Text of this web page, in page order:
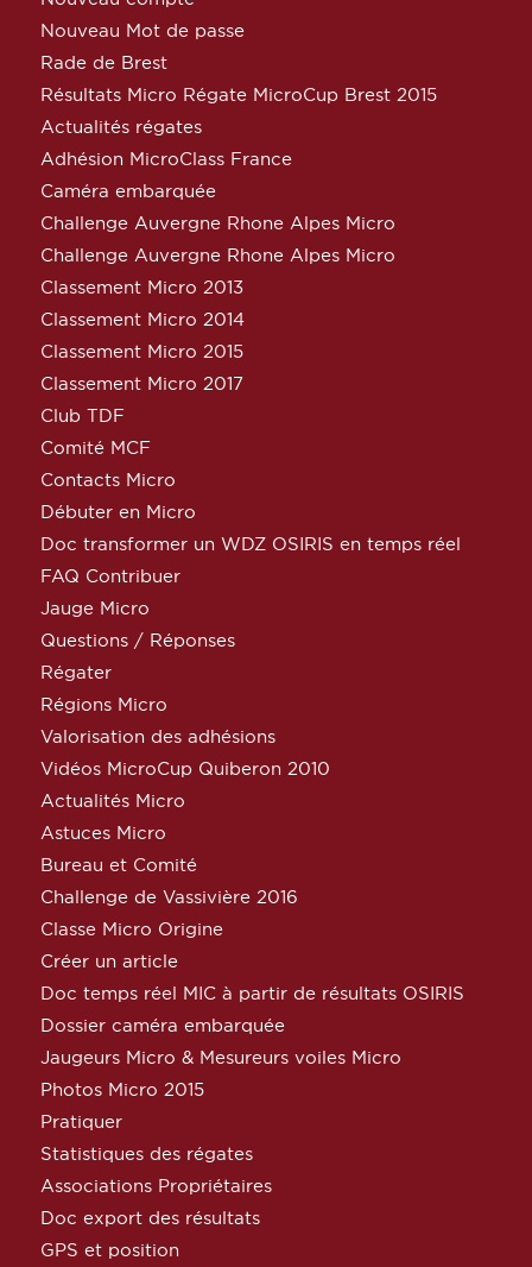
Nouveau Mot de passe
Rade de Brest
Résultats Micro Régate MicroCup Brest 2015
Actualités régates
Adhésion MicroClass France
Caméra embarquée
Challenge Auvergne Rhone Alpes Micro
Challenge Auvergne Rhone Alpes Micro
Classement Micro 2013
Classement Micro 2014
Classement Micro 2015
Classement Micro 2017
Club TDF
Comité MCF
Contacts Micro
Débuter en Micro
Doc transformer un WDZ OSIRIS en temps réel
FAQ Contribuer
Jauge Micro
Questions / Réponses
Régater
Régions Micro
Valorisation des adhésions
Vidéos MicroCup Quiberon 2010
Actualités Micro
Astuces Micro
Bureau et Comité
Challenge de Vassivière 2016
Classe Micro Origine
Créer un article
Doc temps réel MIC à partir de résultats OSIRIS
Dossier caméra embarquée
Jaugeurs Micro & Mesureurs voiles Micro
Photos Micro 2015
Pratiquer
Statistiques des régates
Associations Propriétaires
Doc export des résultats
GPS et position